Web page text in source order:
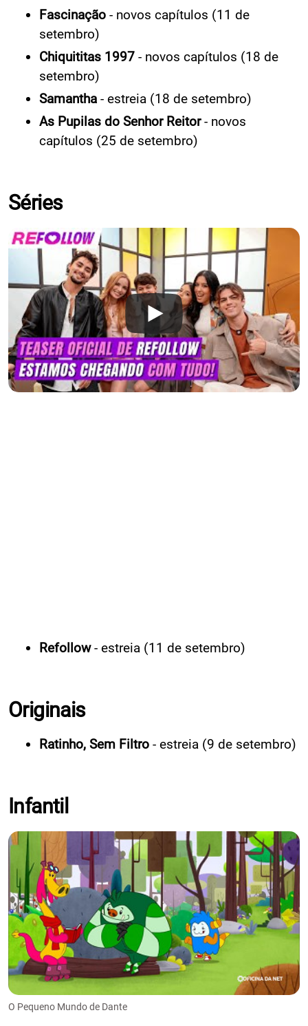
Fascinação - novos capítulos (11 de
setembro)
Chiquititas 1997 - novos capítulos (18 de
setembro)
Samantha - estreia (18 de setembro)
As Pupilas do Senhor Reitor- novos
capítulos (25 de setembro)
Séries
Refollow- estreia (11 de setembro)
Originais
Ratinho, Sem Filtro - estreia (9 de setembro)
Infantil
O Pequeno Mundo de Dante